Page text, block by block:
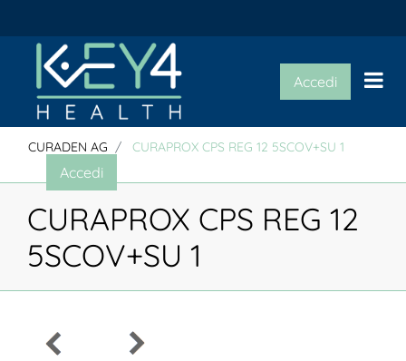
Accedi
Accedi
CURADEN AG CURAPROX CPS REG 12 5SCOV+SU 1
CURAPROX CPS REG 12
5SCOV+SU 1